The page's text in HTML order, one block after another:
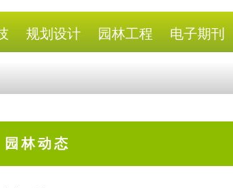
规划设计 园林工程 电子期刊
园林动态